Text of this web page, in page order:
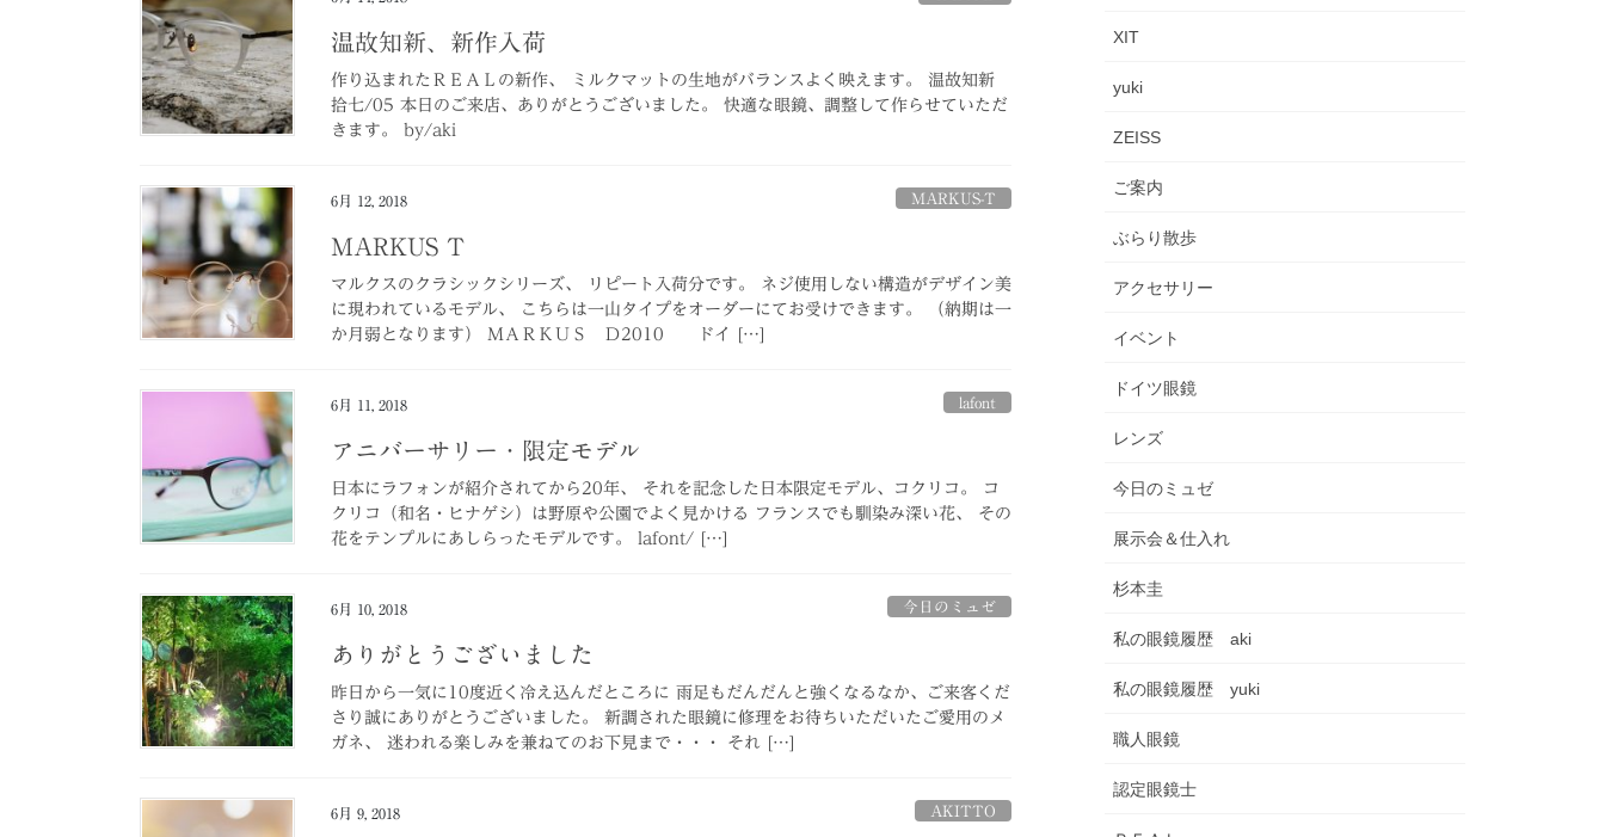
温故知新、新作入荷
作り込まれたＲＥＡＬの新作、 ミルクマットの生地がバランスよく映えます。 温故知新
拾七/05 本日のご来店、ありがとうございました。 快適な眼鏡、調整して作らせていただ
きます。 by/aki
6月 12, 2018 MARKUS-T
MARKUS T
マルクスのクラシックシリーズ、 リピート入荷分です。 ネジ使用しない構造がデザイン美
に現われているモデル、 こちらは一山タイプをオーダーにてお受けできます。 （納期は一
か月弱となります） ＭＡＲＫＵＳ Ｄ2010 ドイ […]
6月 11, 2018 lafont
アニバーサリー・限定モデル
日本にラフォンが紹介されてから20年、 それを記念した日本限定モデル、コクリコ。 コ
クリコ（和名・ヒナゲシ）は野原や公園でよく見かける フランスでも馴染み深い花、 その
花をテンプルにあしらったモデルです。 lafont/ […]
6月 10, 2018 今日のミュゼ
ありがとうございました
昨日から一気に10度近く冷え込んだところに 雨足もだんだんと強くなるなか、ご来客くだ
さり誠にありがとうございました。 新調された眼鏡に修理をお待ちいただいたご愛用のメ
ガネ、 迷われる楽しみを兼ねてのお下見まで・・・ それ […]
6月 9, 2018 AKITTO
XIT
yuki
ZEISS
ご案内
ぶらり散歩
アクセサリー
イベント
ドイツ眼鏡
レンズ
今日のミュゼ
展示会＆仕入れ
杉本圭
私の眼鏡履歴 aki
私の眼鏡履歴 yuki
職人眼鏡
認定眼鏡士